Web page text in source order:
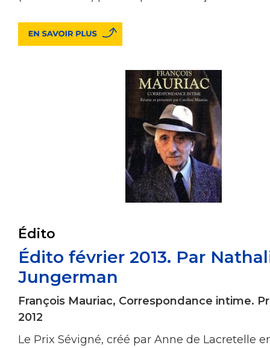
Édito
Édito février 2013. Par
Jungerman
François Mauriac, Correspondance intime.
2012
Le Prix Sévigné, créé par Anne de Lacretelle